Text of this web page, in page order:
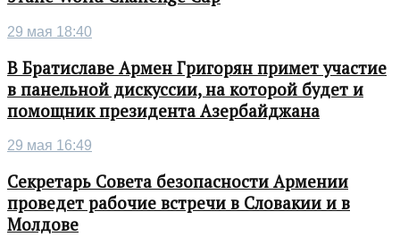
29 мая 18:40
В Братиславе Армен Григорян примет участие
в панельной дискуссии, на которой будет и
помощник президента Азербайджана
29 мая 16:49
Секретарь Совета безопасности Армении
проведет рабочие встречи в Словакии и в
Молдове